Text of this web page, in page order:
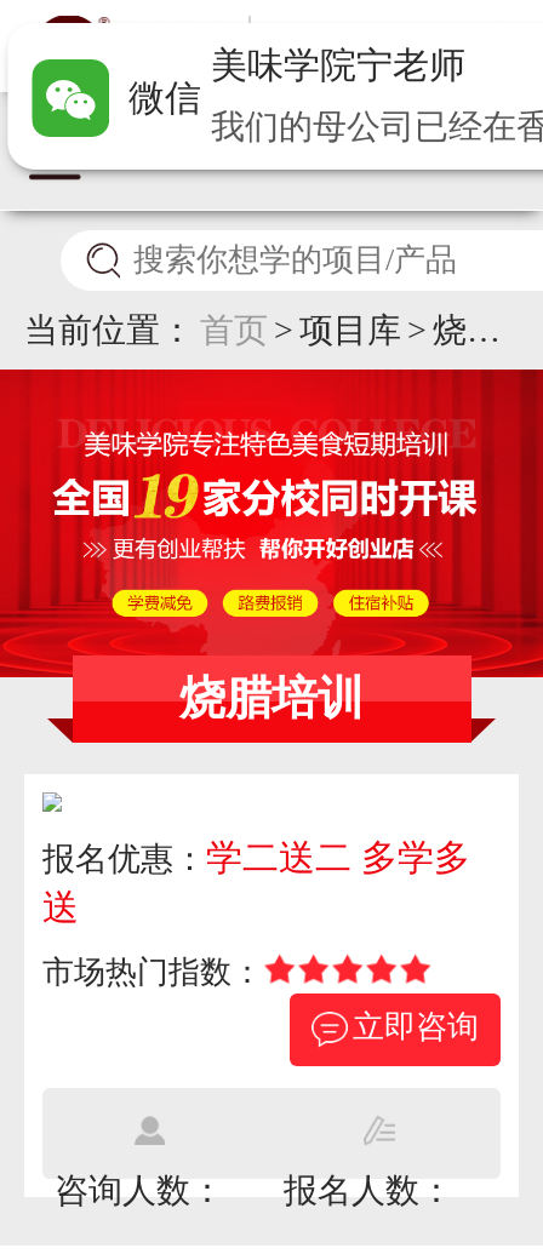
当前位置： 首页 >项目库 >烧腊
烧腊培训
报名优惠： 学二送二 多学多
送
市场热门指数：
立即咨询
咨询人数： 报名人数：
微信
美味学院宁老师